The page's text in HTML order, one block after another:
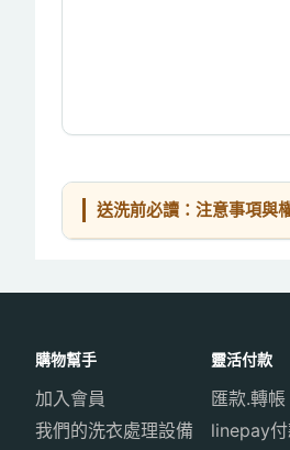
送洗前必讀：注意事項與
購物幫手
加入會員
我們的洗衣處理設備
靈活付款
匯款.轉帳
linepay